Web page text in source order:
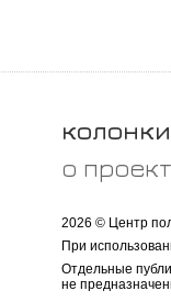
колонки
о
2026 © Центр
При
Отдельные
не